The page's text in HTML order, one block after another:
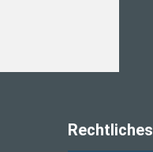
Rechtliches